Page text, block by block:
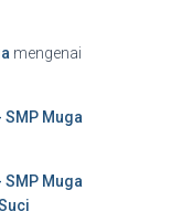
mengenai
Muga
Muga